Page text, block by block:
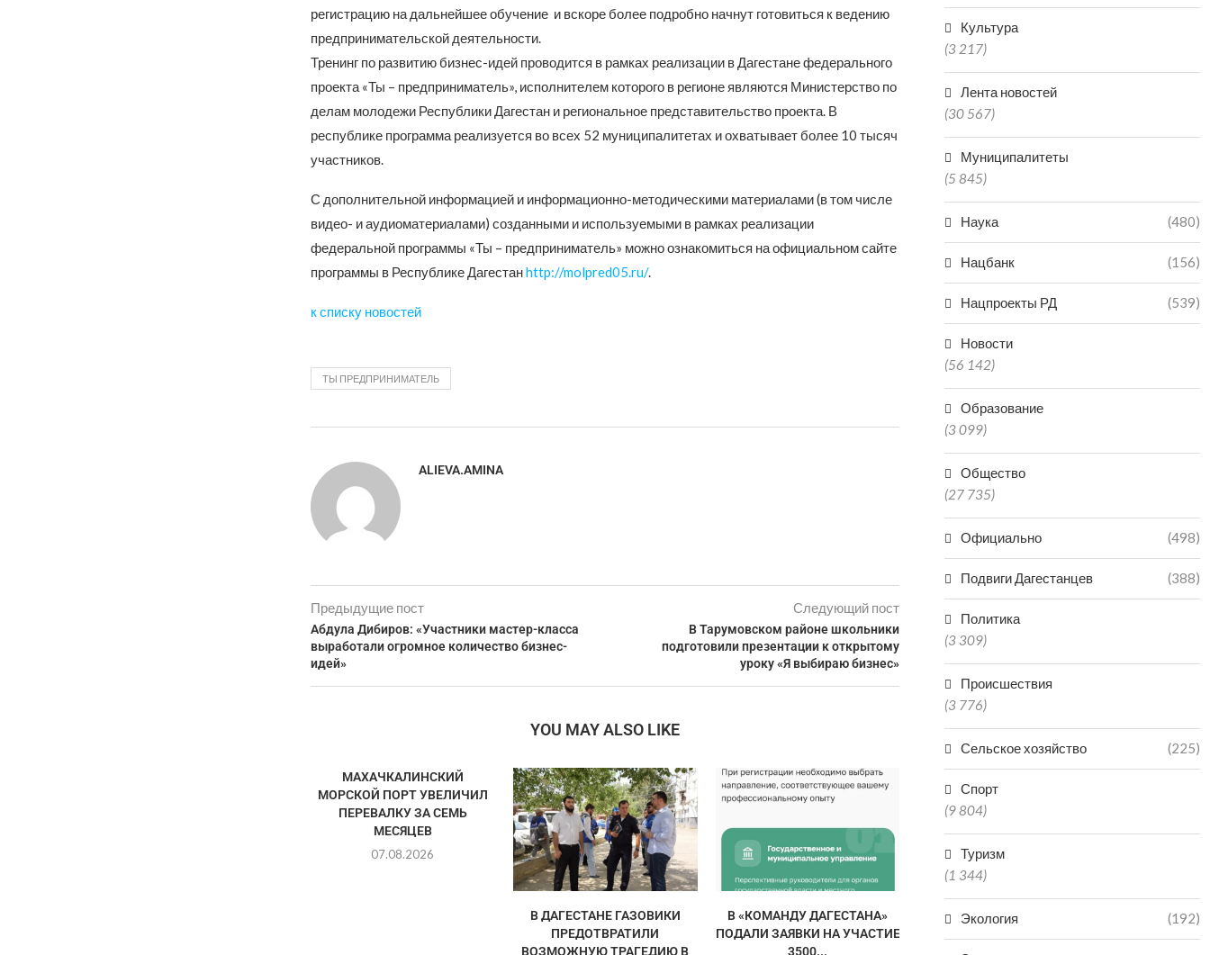
регистрацию на дальнейшее обучение и вскоре более подробно начнут готовиться к ведению
предпринимательской деятельности.
Тренинг по развитию бизнес-идей проводится в рамках реализации в Дагестане федерального
проекта «Ты – предприниматель», исполнителем которого в регионе являются Министерство по
делам молодежи Республики Дагестан и региональное представительство проекта. В
республике программа реализуется во всех 52 муниципалитетах и охватывает более 10 тысяч
участников.
С дополнительной информацией и информационно-методическими материалами (в том числе
видео- и аудиоматериалами) созданными и используемыми в рамках реализации
федеральной программы «Ты – предприниматель» можно ознакомиться на официальном сайте
программы в Республике Дагестанhttp://molpred05.ru/.
к списку новостей
ТЫ ПРЕДПРИНИМАТЕЛЬ
ALIEVA.AMINA
Предыдущие пост
Абдула Дибиров: «Участники мастер-класса
выработали огромное количество бизнес-
идей»
Следующий пост
В Тарумовском районе школьники
подготовили презентации к открытому
уроку «Я выбираю бизнес»
YOU MAY ALSO LIKE
МАХАЧКАЛИНСКИЙ
МОРСКОЙ ПОРТ УВЕЛИЧИЛ
ПЕРЕВАЛКУ ЗА СЕМЬ
МЕСЯЦЕВ
07.08.2026
В ДАГЕСТАНЕ ГАЗОВИКИ
ПРЕДОТВРАТИЛИ
ВОЗМОЖНУЮ ТРАГЕДИЮ В
В «КОМАНДУ ДАГЕСТАНА»
ПОДАЛИ ЗАЯВКИ НА УЧАСТИЕ
3500...
ДАГЕСТАН ВОШЕЛ В ТОП-5
ПРОИЗВОДСТВУ
Культура
(3 217)
Лента новостей
(30 567)
Муниципалитеты
(5 845)
Наука (480)
Нацбанк (156)
Нацпроекты РД (539)
Новости
(56 142)
Образование
(3 099)
Общество
(27 735)
Официально (498)
Подвиги Дагестанцев (388)
Политика
(3 309)
Происшествия
(3 776)
Сельское хозяйство (225)
Спорт
(9 804)
Туризм
(1 344)
Экология (192)